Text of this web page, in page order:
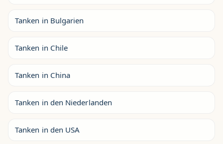
Tanken in Bulgarien
Tanken in Chile
Tanken in China
Tanken in den Niederlanden
Tanken in den USA